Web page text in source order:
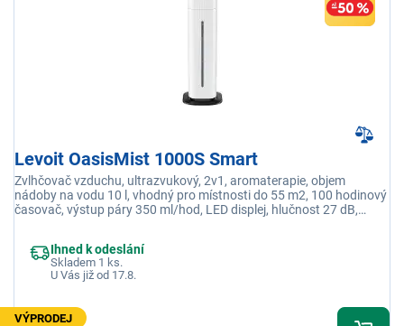
Levoit OasisMist 1000S Smart
Zvlhčovač vzduchu, ultrazvukový, 2v1, aromaterapie, objem
nádoby na vodu 10 l, vhodný pro místnosti do 55 m2, 100 hodinový
časovač, výstup páry 350 ml/hod, LED displej, hlučnost 27 dB,
Ihned k odeslání
Skladem 1 ks.
U Vás již od 17.8.
VÝPRODEJ